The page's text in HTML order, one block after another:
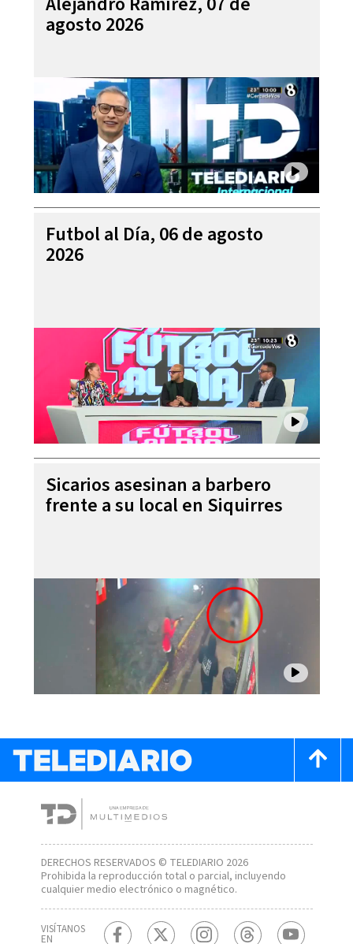
agosto 2026
Futbol al Día, 06 de agosto
2026
Sicarios asesinan a barbero
frente a su local en Siquirres
DERECHOS RESERVADOS © TELEDIARIO 2026
Prohibida la reproducción total o parcial, incluyendo
cualquier medio electrónico o magnético.
VISÍTANOS
EN